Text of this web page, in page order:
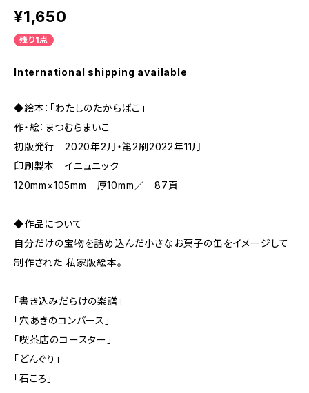
¥1,650
残り1点
International shipping available
◆絵本：「わたしのたからばこ」
作・絵：まつむらまいこ
初版発行 2020年2月・第2刷2022年11月
印刷製本 イニュニック
120mm×105mm 厚10mm／ 87頁
◆作品について
自分だけの宝物を詰め込んだ小さなお菓子の缶をイメージして
制作された 私家版絵本。
「書き込みだらけの楽譜」
「穴あきのコンバース」
「喫茶店のコースター」
「どんぐり」
「石ころ」